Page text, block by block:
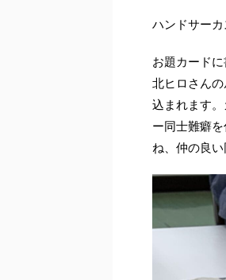
ハンドサー
お題カード
北ヒロさん
込まれます
ー同士難癖
ね、仲の良い